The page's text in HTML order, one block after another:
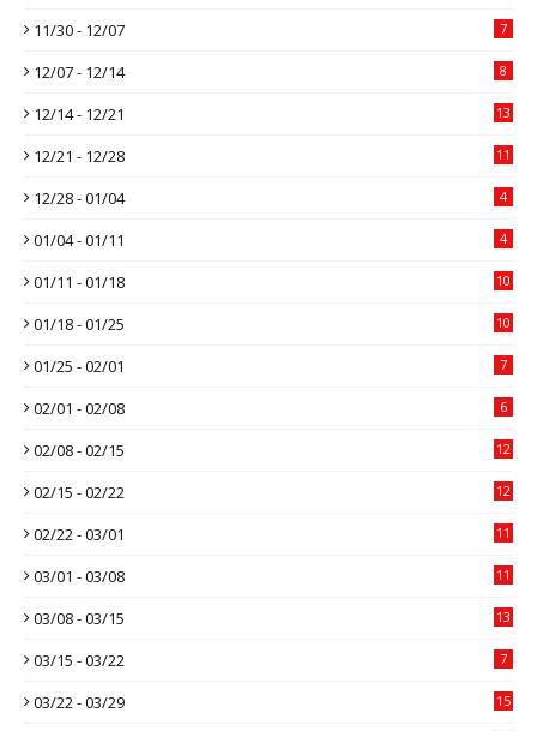
11/30 - 12/07 7
12/07 - 12/14 8
12/14 - 12/21 13
12/21 - 12/28 11
12/28 - 01/04 4
01/04 - 01/11 4
01/11 - 01/18 10
01/18 - 01/25 10
01/25 - 02/01 7
02/01 - 02/08 6
02/08 - 02/15 12
02/15 - 02/22 12
02/22 - 03/01 11
03/01 - 03/08 11
03/08 - 03/15 13
03/15 - 03/22 7
03/22 - 03/29 15